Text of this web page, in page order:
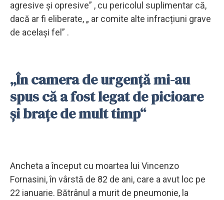
agresive și opresive” , cu pericolul suplimentar că,
dacă ar fi eliberate, „ ar comite alte infracțiuni grave
de același fel” .
„În camera de urgență mi-au
spus că a fost legat de picioare
și brațe de mult timp“
Ancheta a început cu moartea lui Vincenzo
Fornasini, în vârstă de 82 de ani, care a avut loc pe
22 ianuarie. Bătrânul a murit de pneumonie, la